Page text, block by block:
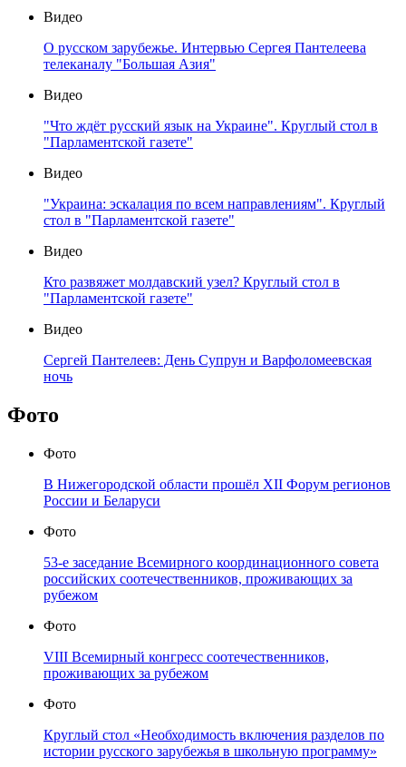
Видео
О русском зарубежье. Интервью Сергея Пантелеева
телеканалу "Большая Азия"
Видео
"Что ждёт русский язык на Украине". Круглый стол в
"Парламентской газете"
Видео
"Украина: эскалация по всем направлениям". Круглый
стол в "Парламентской газете"
Видео
Кто развяжет молдавский узел? Круглый стол в
"Парламентской газете"
Видео
Сергей Пантелеев: День Супрун и Варфоломеевская
ночь
Фото
Фото
В Нижегородской области прошёл XII Форум регионов
России и Беларуси
Фото
53-е заседание Всемирного координационного совета
российских соотечественников, проживающих за
рубежом
Фото
VIII Всемирный конгресс соотечественников,
проживающих за рубежом
Фото
Круглый стол «Необходимость включения разделов по
истории русского зарубежья в школьную программу»